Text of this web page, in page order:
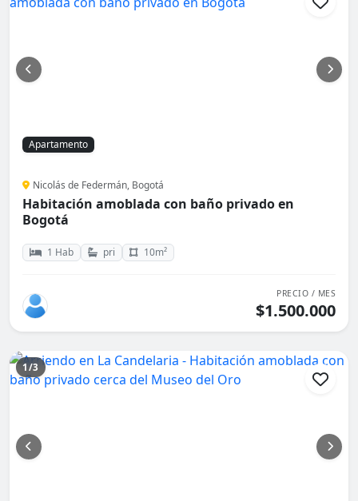
Apartamento
Nicolás de Federmán, Bogotá
Habitación amoblada con baño privado en
Bogotá
1 Hab pri 10m²
PRECIO / MES
$1.500.000
1/3